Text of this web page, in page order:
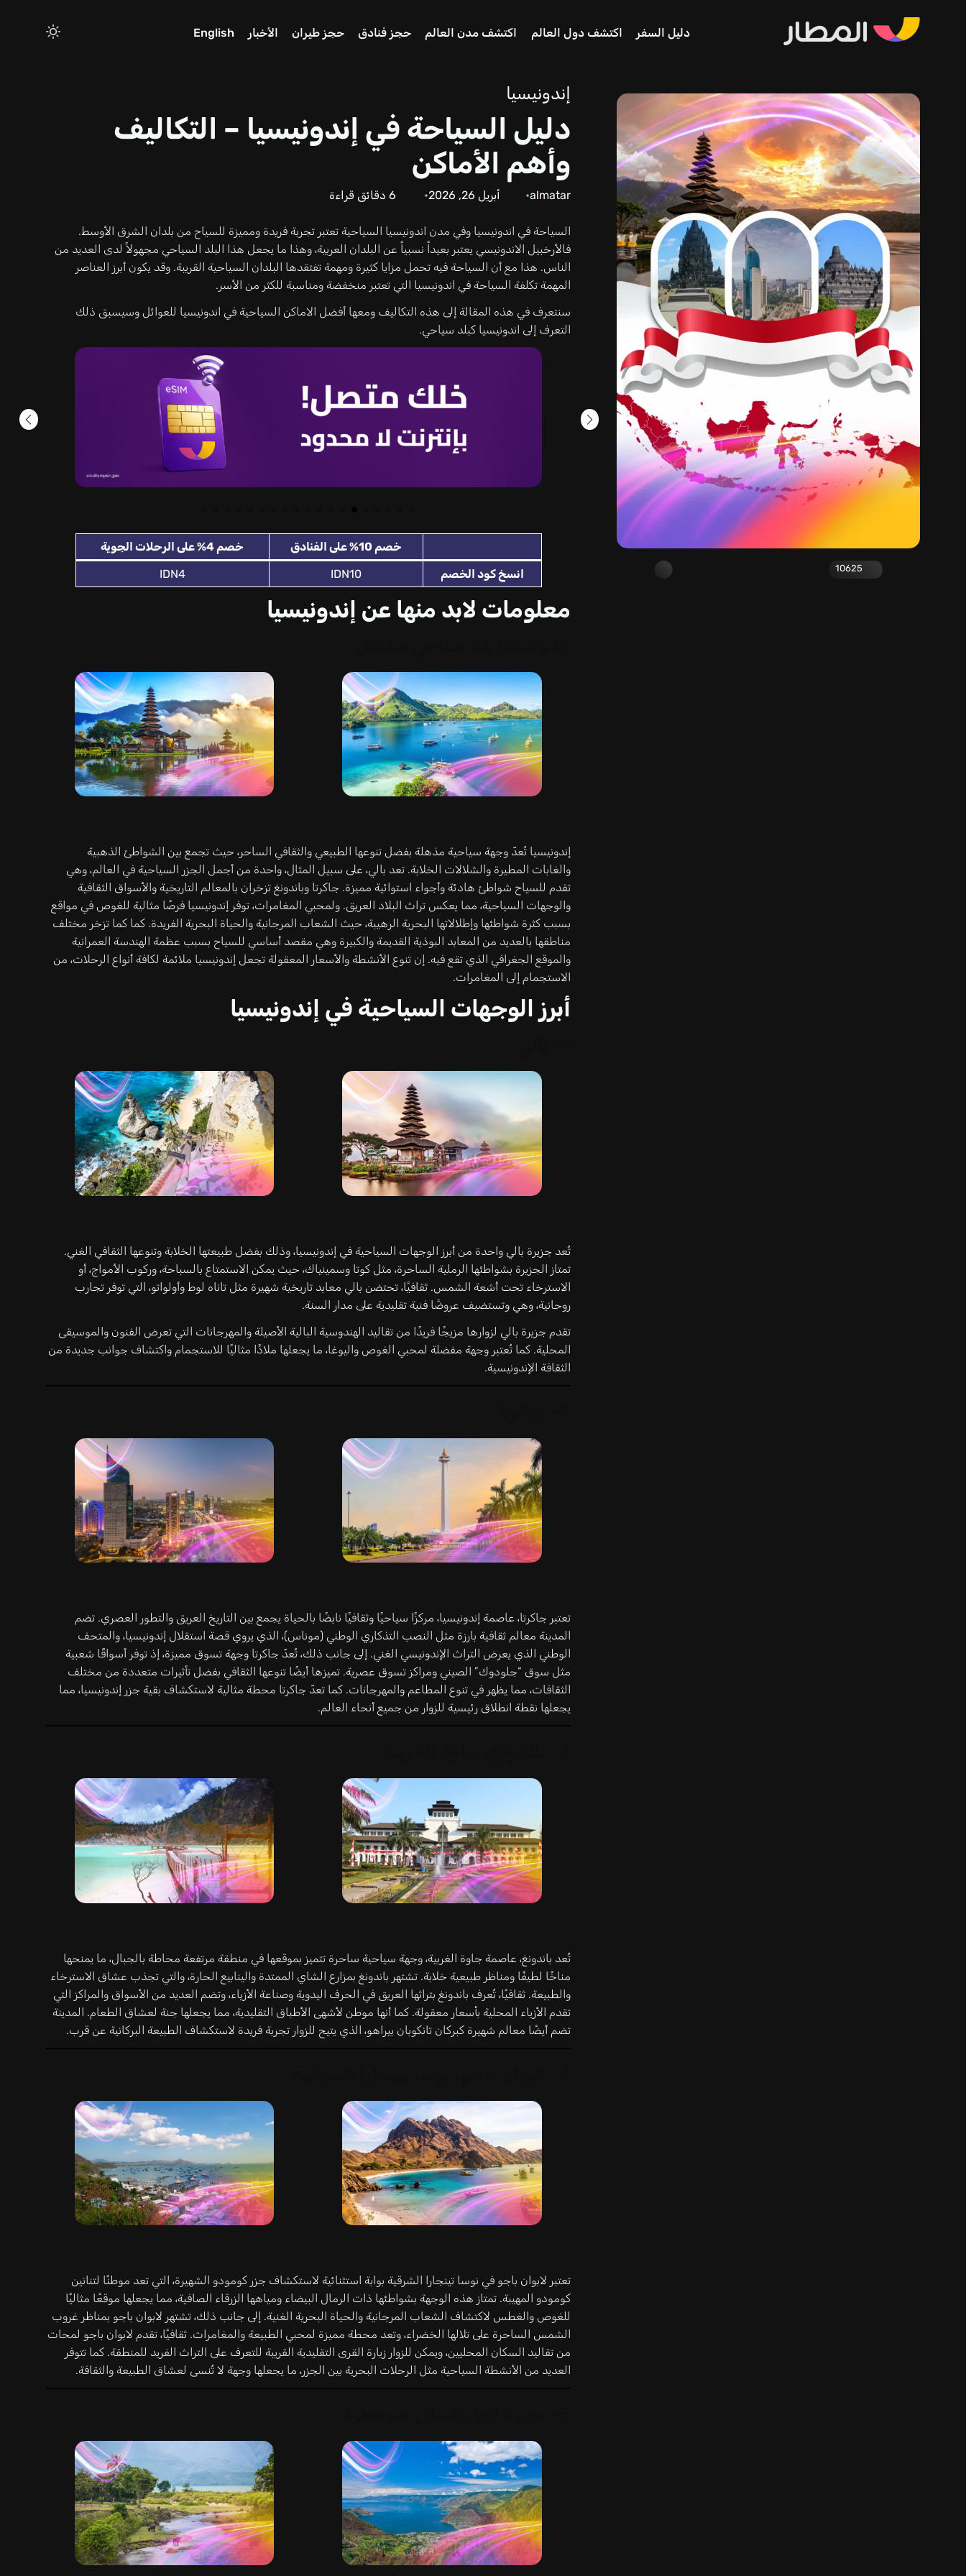
دليل السفر اكتشف دول العالم اكتشف مدن العالم حجز فنادق حجز طيران الأخبار English
إندونيسيا
دليل السياحة في إندونيسيا – التكاليف
وأهم الأماكن
almatar أبريل 26, 2026 6دقائق قراءة
السياحة في اندونيسيا وفي مدن اندونيسيا السياحية تعتبر تجربة فريدة ومميزة للسياح من بلدان الشرق الأوسط.
فالأرخبيل الاندونيسي يعتبر بعيداً نسبياً عن البلدان العربية، وهذا ما يجعل هذا البلد السياحي مجهولاً لدى العديد من
الناس. هذا مع أن السياحة فيه تحمل مزايا كثيرة ومهمة تفتقدها البلدان السياحية القريبة. وقد يكون أبرز العناصر
المهمة تكلفة السياحة في اندونيسيا التي تعتبر منخفضة ومناسبة للكثر من الأسر.
سنتعرف في هذه المقالة إلى هذه التكاليف ومعها أفضل الاماكن السياحية في اندونيسيا للعوائل وسيسبق ذلك
التعرف إلى اندونيسيا كبلد سياحي.
خصم 10% على الفنادق
خصم 4% على الرحلات الجوية
انسخ كود الخصم
IDN10
IDN4
معلومات لابد منها عن إندونيسيا
إندونيسيا تُعدّ وجهة سياحية مذهلة بفضل تنوعها الطبيعي والثقافي الساحر، حيث تجمع بين الشواطئ الذهبية
والغابات المطيرة والشلالات الخلابة. تعد بالي، على سبيل المثال، واحدة من أجمل الجزر السياحية في العالم، وهي
تقدم للسياح شواطئ هادئة وأجواء استوائية مميزة. جاكرتا وباندونغ تزخران بالمعالم التاريخية والأسواق الثقافية
والوجهات السياحية، مما يعكس تراث البلاد العريق. ولمحبي المغامرات، توفر إندونيسيا فرصًا مثالية للغوص في مواقع
بسبب كثرة شواطئها وإطلالاتها البحرية الرهيبة، حيث الشعاب المرجانية والحياة البحرية الفريدة. كما كما تزخر مختلف
مناطقها بالعديد من المعابد البوذية القديمة والكبيرة وهي مقصد أساسي للسياح بسبب عظمة الهندسة العمرانية
والموقع الجغرافي الذي تقع فيه. إن تنوع الأنشطة والأسعار المعقولة تجعل إندونيسيا ملائمة لكافة أنواع الرحلات، من
الاستجمام إلى المغامرات.
أبرز الوجهات السياحية في إندونيسيا
تُعد جزيرة بالي واحدة من أبرز الوجهات السياحية في إندونيسيا، وذلك بفضل طبيعتها الخلابة وتنوعها الثقافي الغني.
تمتاز الجزيرة بشواطئها الرملية الساحرة، مثل كوتا وسمينياك، حيث يمكن الاستمتاع بالسباحة، وركوب الأمواج، أو
الاسترخاء تحت أشعة الشمس. ثقافيًا، تحتضن بالي معابد تاريخية شهيرة مثل تاناه لوط وأولواتو، التي توفر تجارب
روحانية، وهي وتستضيف عروضًا فنية تقليدية على مدار السنة.
تقدم جزيرة بالي لزوارها مزيجًا فريدًا من تقاليد الهندوسية البالية الأصيلة والمهرجانات التي تعرض الفنون والموسيقى
المحلية. كما تُعتبر وجهة مفضلة لمحبي الغوص واليوغا، ما يجعلها ملاذًا مثاليًا للاستجمام واكتشاف جوانب جديدة من
الثقافة الإندونيسية.
تعتبر جاكرتا، عاصمة إندونيسيا، مركزًا سياحيًا وثقافيًا نابضًا بالحياة يجمع بين التاريخ العريق والتطور العصري. تضم
المدينة معالم ثقافية بارزة مثل النصب التذكاري الوطني (موناس)، الذي يروي قصة استقلال إندونيسيا، والمتحف
الوطني الذي يعرض التراث الإندونيسي الغني. إلى جانب ذلك، تُعدّ جاكرتا وجهة تسوق مميزة، إذ توفر أسواقًا شعبية
مثل سوق “جلودوك” الصيني ومراكز تسوق عصرية. تميزها أيضًا تنوعها الثقافي بفضل تأثيرات متعددة من مختلف
الثقافات، مما يظهر في تنوع المطاعم والمهرجانات. كما تعدّ جاكرتا محطة مثالية لاستكشاف بقية جزر إندونيسيا، مما
يجعلها نقطة انطلاق رئيسية للزوار من جميع أنحاء العالم.
تُعد باندونغ، عاصمة جاوة الغربية، وجهة سياحية ساحرة تتميز بموقعها في منطقة مرتفعة محاطة بالجبال، ما يمنحها
مناخًا لطيفًا ومناظر طبيعية خلابة. تشتهر باندونغ بمزارع الشاي الممتدة والينابيع الحارة، والتي تجذب عشاق الاسترخاء
والطبيعة. ثقافيًا، تُعرف باندونغ بتراثها العريق في الحرف اليدوية وصناعة الأزياء، وتضم العديد من الأسواق والمراكز التي
تقدم الأزياء المحلية بأسعار معقولة. كما أنها موطن لأشهى الأطباق التقليدية، مما يجعلها جنة لعشاق الطعام. المدينة
تضم أيضًا معالم شهيرة كبركان تانكوبان بيراهو، الذي يتيح للزوار تجربة فريدة لاستكشاف الطبيعة البركانية عن قرب.
تعتبر لابوان باجو في نوسا تينجارا الشرقية بوابة استثنائية لاستكشاف جزر كومودو الشهيرة، التي تعد موطنًا لتنانين
كومودو المهيبة. تمتاز هذه الوجهة بشواطئها ذات الرمال البيضاء ومياهها الزرقاء الصافية، مما يجعلها موقعًا مثاليًا
للغوص والغطس لاكتشاف الشعاب المرجانية والحياة البحرية الغنية. إلى جانب ذلك، تشتهر لابوان باجو بمناظر غروب
الشمس الساحرة على تلالها الخضراء، وتعد محطة مميزة لمحبي الطبيعة والمغامرات. ثقافيًا، تقدم لابوان باجو لمحات
من تقاليد السكان المحليين، ويمكن للزوار زيارة القرى التقليدية القريبة للتعرف على التراث الفريد للمنطقة. كما تتوفر
العديد من الأنشطة السياحية مثل الرحلات البحرية بين الجزر، ما يجعلها وجهة لا تُنسى لعشاق الطبيعة والثقافة.